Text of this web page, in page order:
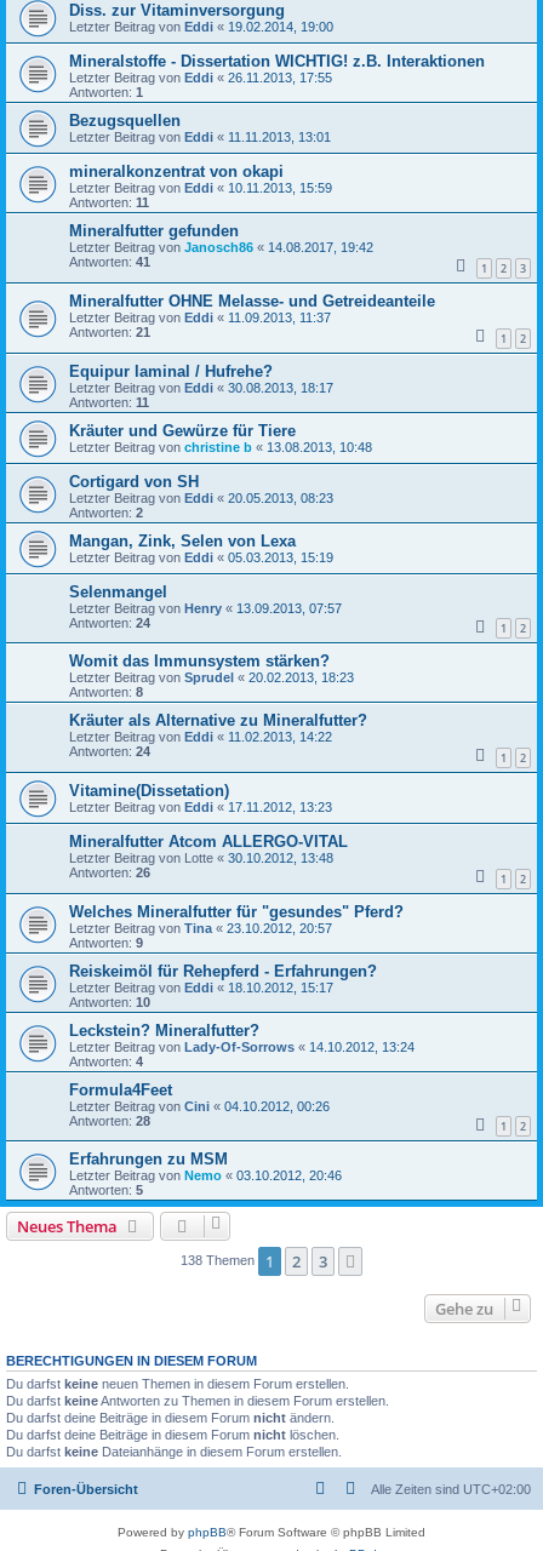
Diss. zur Vitaminversorgung
Letzter Beitrag von Eddi « 19.02.2014, 19:00
Mineralstoffe - Dissertation WICHTIG! z.B. Interaktionen
Letzter Beitrag von Eddi « 26.11.2013, 17:55
Antworten: 1
Bezugsquellen
Letzter Beitrag von Eddi « 11.11.2013, 13:01
mineralkonzentrat von okapi
Letzter Beitrag von Eddi « 10.11.2013, 15:59
Antworten: 11
Mineralfutter gefunden
Letzter Beitrag von Janosch86 « 14.08.2017, 19:42
Antworten: 41 1 2 3
Mineralfutter OHNE Melasse- und Getreideanteile
Letzter Beitrag von Eddi « 11.09.2013, 11:37
Antworten: 21 1 2
Equipur laminal / Hufrehe?
Letzter Beitrag von Eddi « 30.08.2013, 18:17
Antworten: 11
Kräuter und Gewürze für Tiere
Letzter Beitrag von christine b « 13.08.2013, 10:48
Cortigard von SH
Letzter Beitrag von Eddi « 20.05.2013, 08:23
Antworten: 2
Mangan, Zink, Selen von Lexa
Letzter Beitrag von Eddi « 05.03.2013, 15:19
Selenmangel
Letzter Beitrag von Henry « 13.09.2013, 07:57
Antworten: 24 1 2
Womit das Immunsystem stärken?
Letzter Beitrag von Sprudel « 20.02.2013, 18:23
Antworten: 8
Kräuter als Alternative zu Mineralfutter?
Letzter Beitrag von Eddi « 11.02.2013, 14:22
Antworten: 24 1 2
Vitamine(Dissetation)
Letzter Beitrag von Eddi « 17.11.2012, 13:23
Mineralfutter Atcom ALLERGO-VITAL
Letzter Beitrag von Lotte « 30.10.2012, 13:48
Antworten: 26 1 2
Welches Mineralfutter für "gesundes" Pferd?
Letzter Beitrag von Tina « 23.10.2012, 20:57
Antworten: 9
Reiskeimöl für Rehepferd - Erfahrungen?
Letzter Beitrag von Eddi « 18.10.2012, 15:17
Antworten: 10
Leckstein? Mineralfutter?
Letzter Beitrag von Lady-Of-Sorrows « 14.10.2012, 13:24
Antworten: 4
Formula4Feet
Letzter Beitrag von Cini « 04.10.2012, 00:26
Antworten: 28 1 2
Erfahrungen zu MSM
Letzter Beitrag von Nemo « 03.10.2012, 20:46
Antworten: 5
Neues Thema
138 Themen 1 2 3
Gehe zu
BERECHTIGUNGEN IN DIESEM FORUM
Du darfst keine neuen Themen in diesem Forum erstellen.
Du darfst keineAntworten zu Themen in diesem Forum erstellen.
Du darfst deine Beiträge in diesem Forum nicht ändern.
Du darfst deine Beiträge in diesem Forum nicht löschen.
Du darfst keine Dateianhänge in diesem Forum erstellen.
Foren-Übersicht Alle Zeiten sind UTC+02:00
Powered by phpBB® Forum Software © phpBB Limited